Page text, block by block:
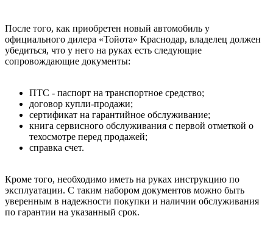
После того, как приобретен новый автомобиль у
официального дилера «Тойота» Краснодар, владелец должен
убедиться, что у него на руках есть следующие
сопровождающие документы:
ПТС - паспорт на транспортное средство;
договор купли-продажи;
сертификат на гарантийное обслуживание;
книга сервисного обслуживания с первой отметкой о
техосмотре перед продажей;
справка счет.
Кроме того, необходимо иметь на руках инструкцию по
эксплуатации. С таким набором документов можно быть
уверенным в надежности покупки и наличии обслуживания
по гарантии на указанный срок.